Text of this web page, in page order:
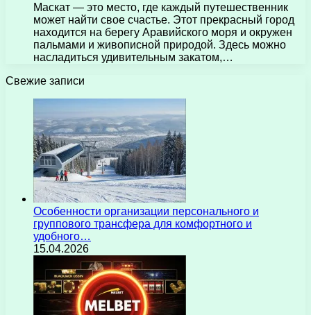
Маскат — это место, где каждый путешественник
может найти свое счастье. Этот прекрасный город
находится на берегу Аравийского моря и окружен
пальмами и живописной природой. Здесь можно
насладиться удивительным закатом,…
Свежие записи
Особенности организации персонального и
группового трансфера для комфортного и
удобного…
15.04.2026